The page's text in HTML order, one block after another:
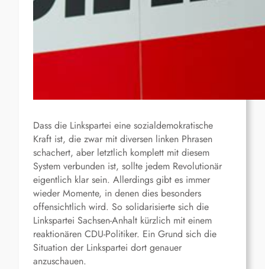
Dass die Linkspartei eine sozialdemokratische
Kraft ist, die zwar mit diversen linken Phrasen
schachert, aber letztlich komplett mit diesem
System verbunden ist, sollte jedem Revolutionär
eigentlich klar sein. Allerdings gibt es immer
wieder Momente, in denen dies besonders
offensichtlich wird. So solidarisierte sich die
Linkspartei Sachsen-Anhalt kürzlich mit einem
reaktionären CDU-Politiker. Ein Grund sich die
Situation der Linkspartei dort genauer
anzuschauen.